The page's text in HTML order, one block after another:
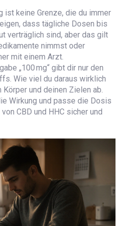
ist keine Grenze, die du immer
dass tägliche Dosen bis
verträglich sind, aber das gilt
nimmst oder
mit einem Arzt.
„100 mg“ gibt dir nur den
Wie viel du daraus wirklich
und deinen Zielen ab.
Wirkung und passe die Dosis
CBD und HHC sicher und